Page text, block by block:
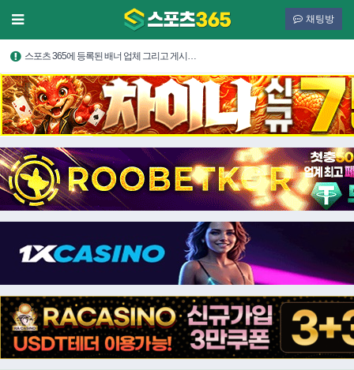
채팅방
스포츠 365에 등록된 배너 업체 그리고 게시…